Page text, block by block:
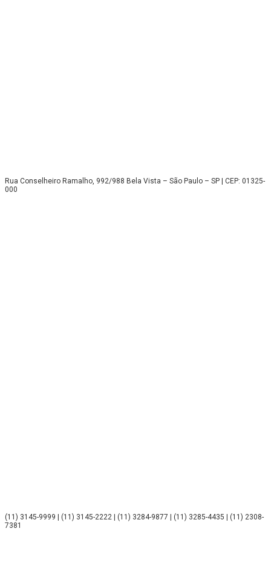
Rua Conselheiro Ramalho, 992/988 Bela Vista – São Paulo – SP | CEP: 01325-
000
(11) 3145-9999 | (11) 3145-2222 | (11) 3284-9877 | (11) 3285-4435 | (11) 2308-
7381